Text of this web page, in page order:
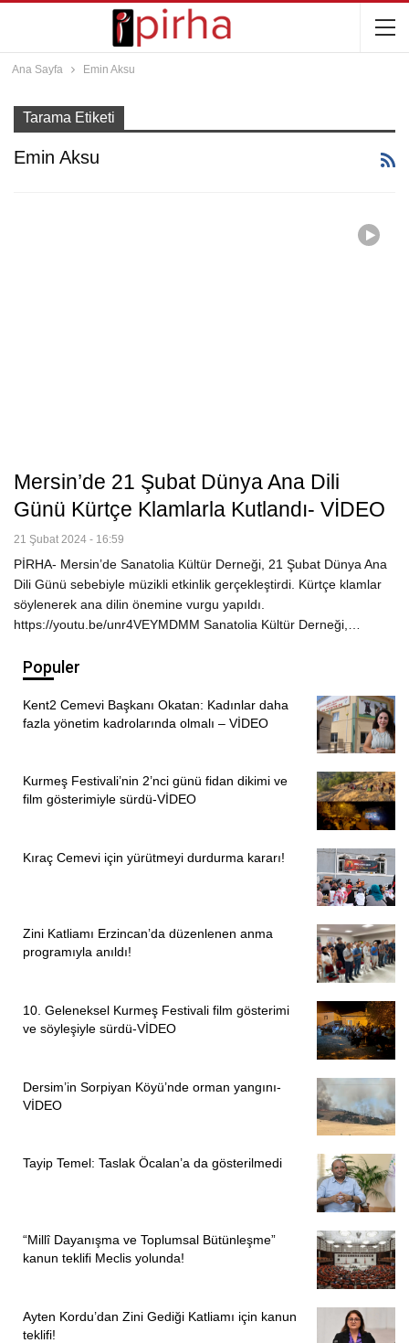
Ana Sayfa Emin Aksu
Tarama Etiketi
Emin Aksu
Mersin’de 21 Şubat Dünya Ana Dili
Günü Kürtçe Klamlarla Kutlandı- VİDEO
21 Şubat 2024 - 16:59
PİRHA- Mersin’de Sanatolia Kültür Derneği, 21 Şubat Dünya Ana
Dili Günü sebebiyle müzikli etkinlik gerçekleştirdi. Kürtçe klamlar
söylenerek ana dilin önemine vurgu yapıldı.
https://youtu.be/unr4VEYMDMM Sanatolia Kültür Derneği,…
Populer
Kent2 Cemevi Başkanı Okatan: Kadınlar daha
fazla yönetim kadrolarında olmalı – VİDEO
Kurmeş Festivali’nin 2’nci günü fidan dikimi ve
film gösterimiyle sürdü-VİDEO
Kıraç Cemevi için yürütmeyi durdurma kararı!
Zini Katliamı Erzincan’da düzenlenen anma
programıyla anıldı!
10. Geleneksel Kurmeş Festivali film gösterimi
ve söyleşiyle sürdü-VİDEO
Dersim’in Sorpiyan Köyü’nde orman yangını-
VİDEO
Tayip Temel: Taslak Öcalan’a da gösterilmedi
“Millî Dayanışma ve Toplumsal Bütünleşme”
kanun teklifi Meclis yolunda!
Ayten Kordu’dan Zini Gediği Katliamı için kanun
teklifi!